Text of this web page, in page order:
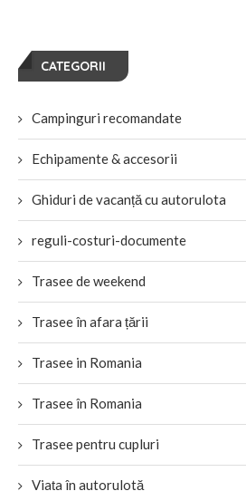
CATEGORII
Campinguri recomandate
Echipamente & accesorii
Ghiduri de vacanță cu autorulota
reguli-costuri-documente
Trasee de weekend
Trasee în afara țării
Trasee in Romania
Trasee în Romania
Trasee pentru cupluri
Viața în autorulotă